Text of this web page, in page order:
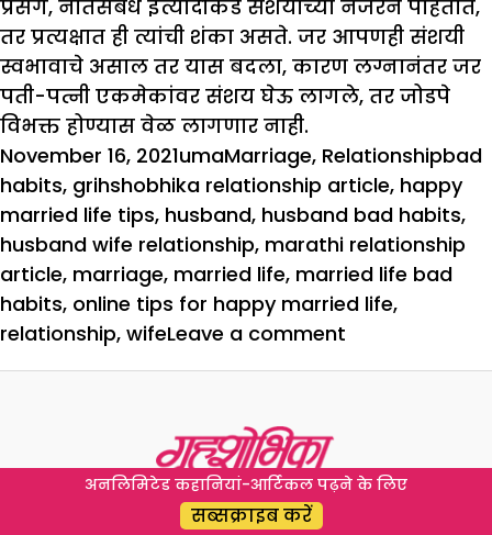
प्रसंग, नातेसंबंध इत्यादीकडे संशयाच्या नजरेने पाहतात,
तर प्रत्यक्षात ही त्यांची शंका असते. जर आपणही संशयी
स्वभावाचे असाल तर यास बदला, कारण लग्नानंतर जर
पती-पत्नी एकमेकांवर संशय घेऊ लागले, तर जोडपे
विभक्त होण्यास वेळ लागणार नाही.
Posted
on
November 16, 2021Author
umaCategories
Marriage, RelationshipTags
bad
habits, grihshobhika relationship article, happy
married life tips, husband, husband bad habits,
husband wife relationship, marathi relationship
article, marriage, married life, married life bad
habits, online tips for happy married life,
relationship, wifeLeave a comment
सवयी
अनलिमिटेड कहानियां-आर्टिकल पढ़ने के लिए
सब्सक्राइब करें